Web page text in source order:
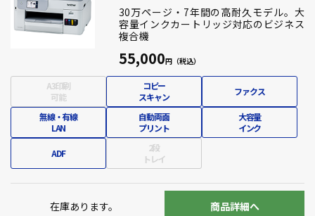
30万ページ・7年間の高耐久モデル。大
容量インクカートリッジ対応のビジネス
複合機
55,000
A3印刷
可能
コピー
スキャン
ファクス
無線・有線
LAN
自動両面
プリント
大容量
インク
ADF
2段
トレイ
在庫あります。 商品詳細へ